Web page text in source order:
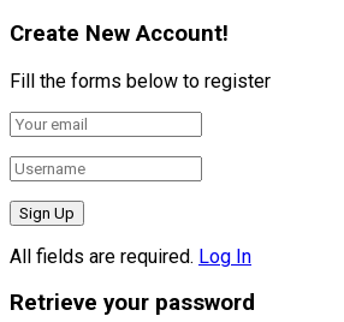
Create New Account!
Fill the forms below to register
All fields are required. Log In
Retrieve your password